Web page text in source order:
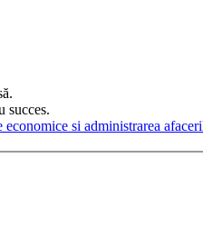
succes.
economice si administrarea